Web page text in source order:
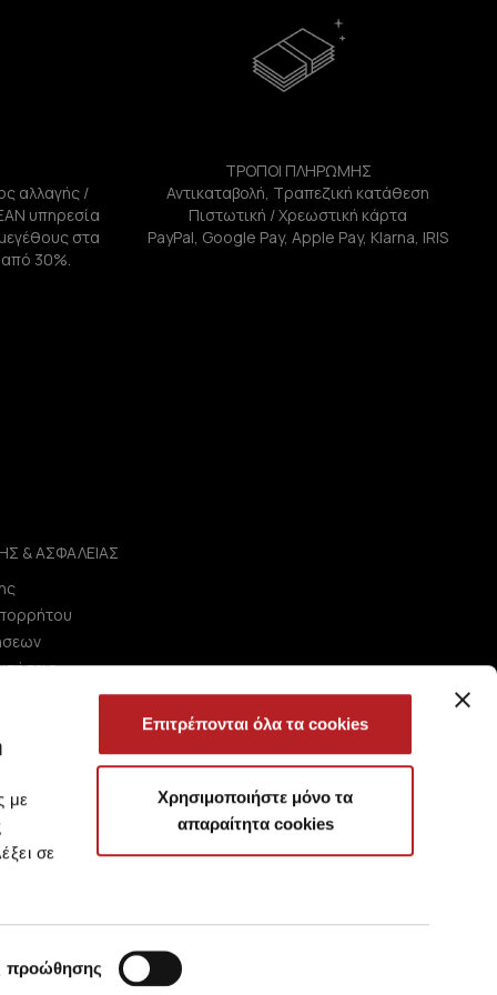
με
σε
προώθησης
Επιτρέπονται όλα τα cookies
Χρησιμοποιήστε μόνο τα
απαραίτητα cookies
αλλαγής /
υπηρεσία
στα
30%.
ΤΡΟΠΟΙ ΠΛΗΡΩΜΗΣ
Αντικαταβολή, Τραπεζική κατάθεση
Πιστωτική / Χρεωστική κάρτα
PayPal, Google Pay, Apple Pay, Klarna, IRIS
& ΑΣΦΑΛΕΙΑΣ